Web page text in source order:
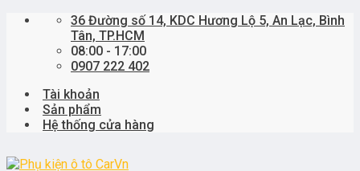
Skip
36 Đường số 14, KDC Hương Lộ 5, An Lạc, Bình
Tân, TP.HCM
08:00 - 17:00
0907 222 402
Tài khoản
Sản phẩm
Hệ thống cửa hàng